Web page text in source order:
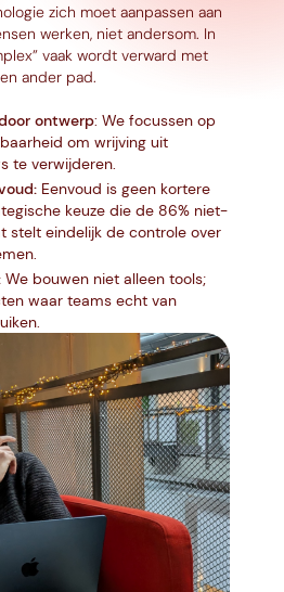
zich moet aanpassen aan
werken, niet andersom. In
vaak wordt verward met
ander pad.
ontwerp: We focussen op
om wrijving uit
te verwijderen.
Eenvoud is geen kortere
keuze die de 86% niet-
stelt eindelijk de controle over
We bouwen niet alleen tools;
waar teams echt van